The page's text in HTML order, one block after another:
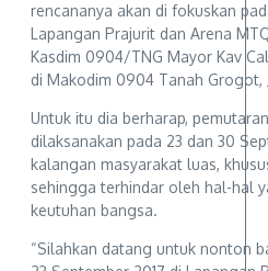
rencananya akan di fokuskan
Lapangan Prajurit dan Arena
Kasdim 0904/TNG Mayor Kav
di Makodim 0904 Tanah Grogot,
Untuk itu dia berharap,
dilaksanakan pada 23 dan 30
kalangan masyarakat luas,
sehingga terhindar oleh hal-hal
keutuhan bangsa.
“Silahkan datang untuk nonton